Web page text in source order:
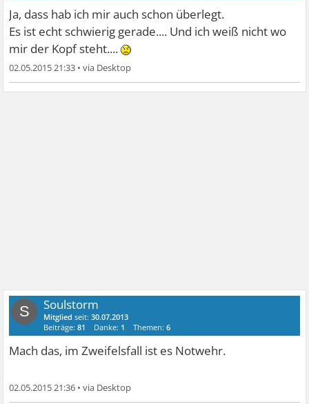
Ja, dass hab ich mir auch schon überlegt.
Es ist echt schwierig gerade.... Und ich weiß nicht wo
mir der Kopf steht....
02.05.2015 21:33 •
S Soulstorm
Mitglied seit:30.07.2013
Beiträge:81 Danke: 1 Themen:6
Mach das, im Zweifelsfall ist es Notwehr.
02.05.2015 21:36 •